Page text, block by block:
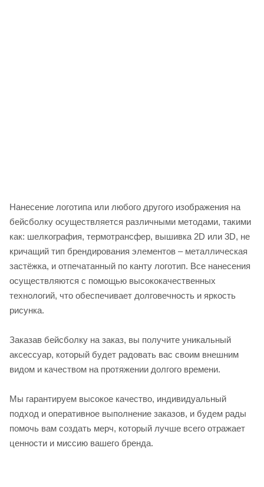
Нанесение логотипа или любого другого изображения на
бейсболку осуществляется различными методами, такими
как: шелкография, термотрансфер, вышивка 2D или 3D, не
кричащий тип брендирования элементов – металлическая
застёжка, и отпечатанный по канту логотип. Все нанесения
осуществляются с помощью высококачественных
технологий, что обеспечивает долговечность и яркость
рисунка.
Заказав бейсболку на заказ, вы получите уникальный
аксессуар, который будет радовать вас своим внешним
видом и качеством на протяжении долгого времени.
Мы гарантируем высокое качество, индивидуальный
подход и оперативное выполнение заказов, и будем рады
помочь вам создать мерч, который лучше всего отражает
ценности и миссию вашего бренда.